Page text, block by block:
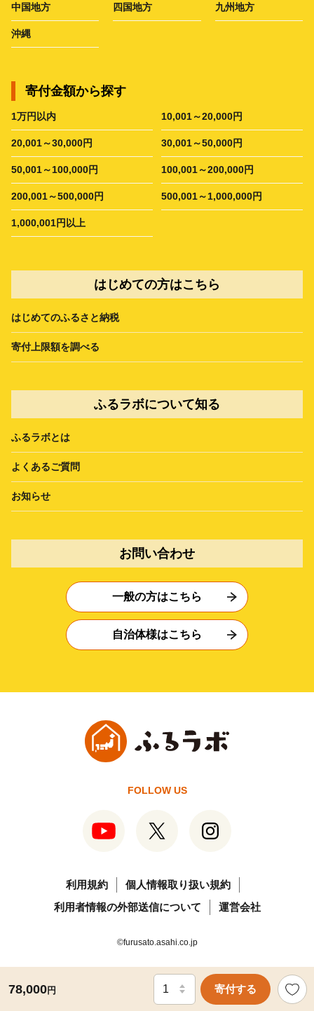
78,000円 寄付する
中国地方 四国地方 九州地方
沖縄
寄付金額から探す
1万円以内 10,001～20,000円
20,001～30,000円 30,001～50,000円
50,001～100,000円 100,001～200,000円
200,001～500,000円 500,001～1,000,000円
1,000,001円以上
はじめての方はこちら
はじめてのふるさと納税
寄付上限額を調べる
ふるラボについて知る
ふるラボとは
よくあるご質問
お知らせ
お問い合わせ
一般の方はこちら
自治体様はこちら
FOLLOW US
利用規約
個人情報取り扱い規約
利用者情報の外部送信について
運営会社
©furusato.asahi.co.jp